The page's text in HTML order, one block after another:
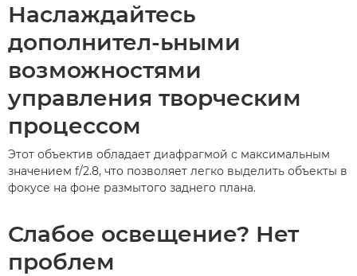
Наслаждайтесь
дополнител-ьными
возможностями
управления творческим
процессом
Этот объектив обладает диафрагмой с максимальным
значением f/2.8, что позволяет легко выделить объекты в
фокусе на фоне размытого заднего плана.
Слабое освещение? Нет
проблем